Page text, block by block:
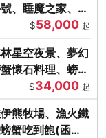
、睡魔之家、十
$58,000 起
星空夜景、夢幻
懷石料理、螃蟹
$34,000 起
熊牧場、漁火鐵
蟹吃到飽(函館/